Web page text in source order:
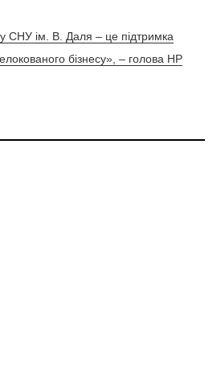
СНУ ім. В. Даля – це підтримка
бізнесу», – голова НР